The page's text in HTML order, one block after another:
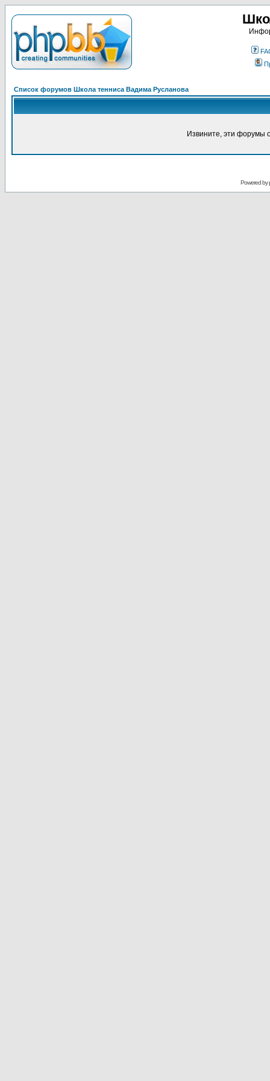
Список форумов Школа тенниса Вадима Русланова
Извините, эти форумы
Powered by